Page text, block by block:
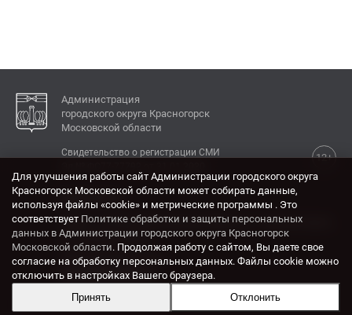
Администрация
городского округа Красногорск
Московской области
12+
Свидетельство о регистрации СМИ
КОНТАКТЫ
Адрес: 143404, Московская область, г. Красногорск,
ул. Ленина, дом 4.
Электронная почта:
krasrn@mosreg.ru
Разработка и поддержка сайта ADN
Для улучшения работы сайт Администрации городского округа
Красногорск Московской области может собирать данные,
используя файлы «cookie» и метрические программы . Это
соответствует Политике обработки и защиты персональных
данных в Администрации городского округа Красногорск
Московской области. Продолжая работу с сайтом, Вы даете свое
согласие на обработку персональных данных. Файлы cookie можно
отключить в настройках Вашего браузера.
Принять
Отклонить